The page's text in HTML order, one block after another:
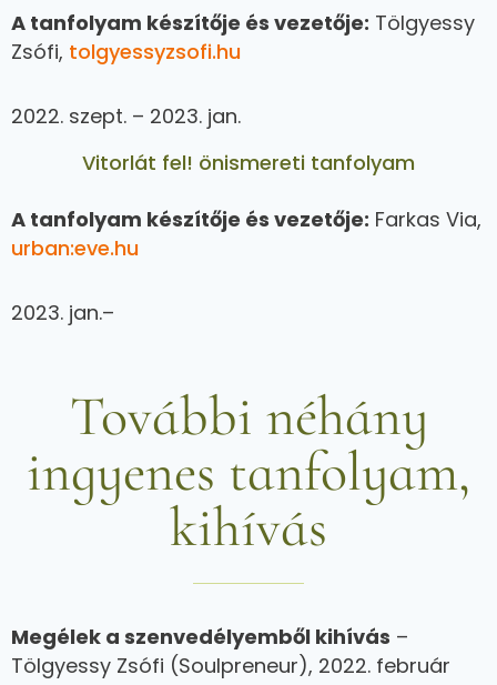
A tanfolyam készítője és vezetője: Tölgyessy
Zsófi, tolgyessyzsofi.hu
2022. szept. – 2023. jan.
Vitorlát fel! önismereti tanfolyam
A tanfolyam készítője és vezetője: Farkas Via,
urban:eve.hu
2023. jan.–
További néhány
ingyenes tanfolyam,
kihívás
Megélek a szenvedélyemből kihívás –
Tölgyessy Zsófi (Soulpreneur), 2022. február